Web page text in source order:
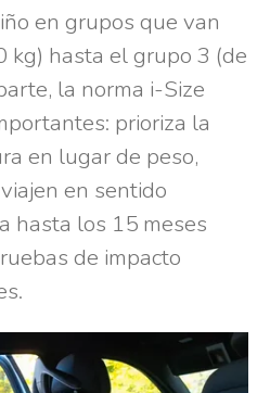
en grupos que van
kg) hasta el grupo 3 (de
la norma i-Size
prioriza la
en lugar de peso,
en sentido
hasta los 15 meses
de impacto